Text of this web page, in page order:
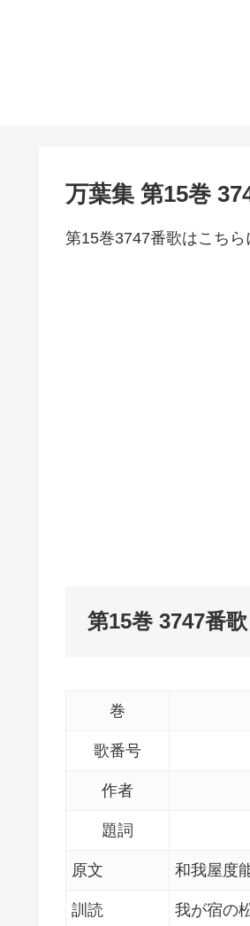
万葉集 第15巻
第15巻3747番歌はこちら
第15巻 3747番歌
巻
歌番号
作者
題詞
原文 和我屋度
訓読 我が宿の